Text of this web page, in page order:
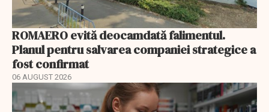
ROMAERO evită deocamdată falimentul.
Planul pentru salvarea companiei strategice a
fost confirmat
06 AUGUST 2026